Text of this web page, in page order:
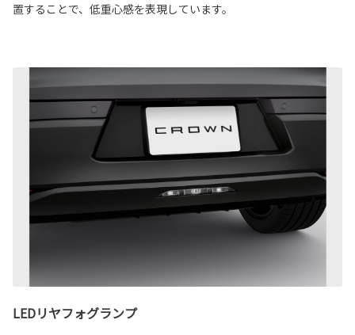
置することで、低重心感を表現しています。
LEDリヤフォグランプ